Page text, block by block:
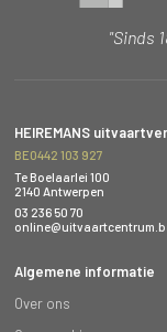
"Sinds
HEIREMANS
BE0442 103 927
Te Boelaarlei 100
2140 Antwerpen
03 236 50 70
Algemene informatie
Over ons